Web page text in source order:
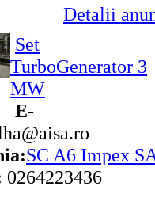
Detalii
Set
TurboGenerator 3
MW
E-
SC A6 Impex
0264223436